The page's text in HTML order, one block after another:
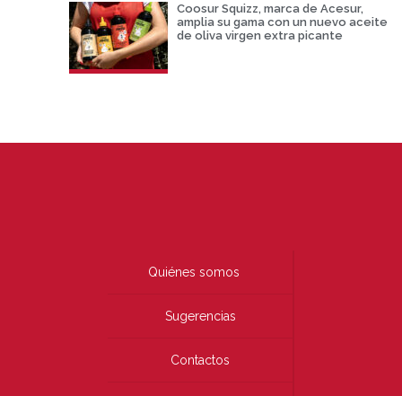
Coosur Squizz, marca de Acesur,
amplia su gama con un nuevo aceite
de oliva virgen extra picante
Quiénes somos
Sugerencias
Contactos